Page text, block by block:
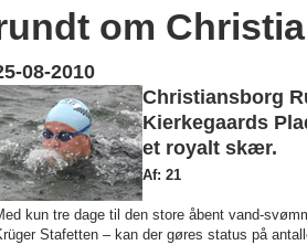
om
08-2010
Christiansborg
Kierkegaards
et royalt skær.
Af: 21
kun tre dage til den store åbent vand-
Stafetten – kan der gøres status på